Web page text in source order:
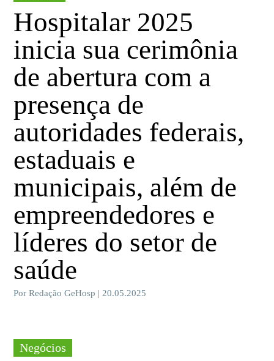
Hospitalar 2025
inicia sua cerimônia
de abertura com a
presença de
autoridades federais,
estaduais e
municipais, além de
empreendedores e
líderes do setor de
saúde
Por Redação GeHosp | 20.05.2025
Negócios